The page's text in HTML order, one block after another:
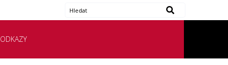
ODKAZY